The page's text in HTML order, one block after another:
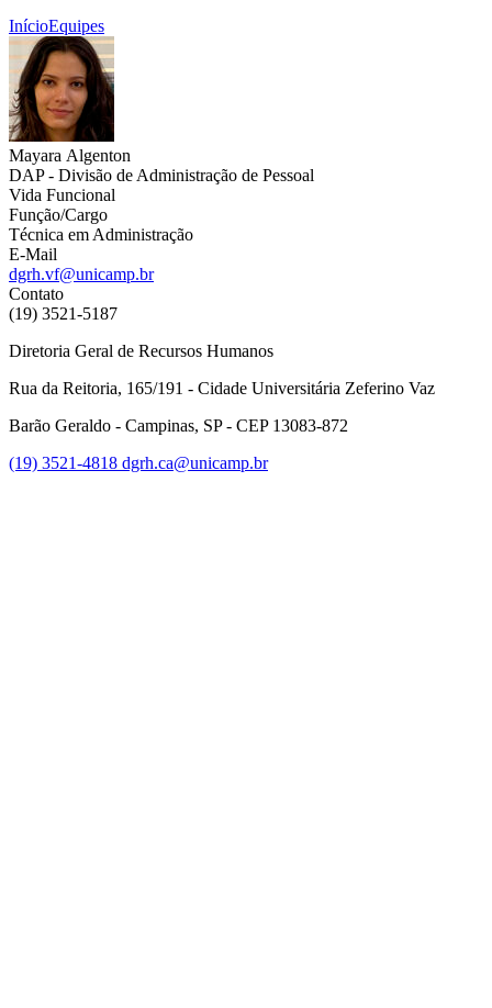
InícioEquipes
Mayara Algenton
DAP - Divisão de Administração de Pessoal
Vida Funcional
Função/Cargo
Técnica em Administração
E-Mail
dgrh.vf@unicamp.br
Contato
(19) 3521-5187
Diretoria Geral de Recursos Humanos
Rua da Reitoria, 165/191 - Cidade Universitária Zeferino Vaz
Barão Geraldo - Campinas, SP - CEP 13083-872
(19) 3521-4818 dgrh.ca@unicamp.br